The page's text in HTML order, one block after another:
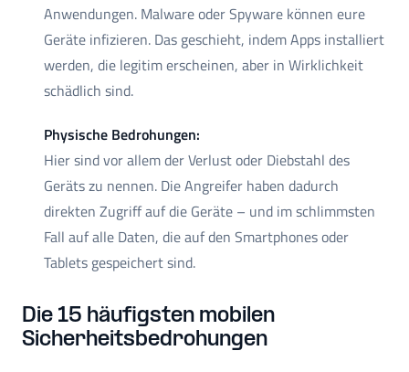
Anwendungen. Malware oder Spyware können eure
Geräte infizieren. Das geschieht, indem Apps installiert
werden, die legitim erscheinen, aber in Wirklichkeit
schädlich sind.
Physische Bedrohungen:
Hier sind vor allem der Verlust oder Diebstahl des
Geräts zu nennen. Die Angreifer haben dadurch
direkten Zugriff auf die Geräte – und im schlimmsten
Fall auf alle Daten, die auf den Smartphones oder
Tablets gespeichert sind.
Die 15 häufigsten mobilen
Sicherheitsbedrohungen